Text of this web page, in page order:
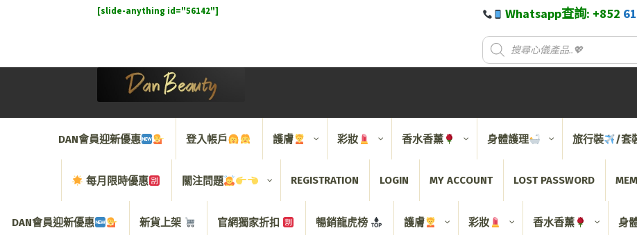
[slide-anything id="56142"] Whatsapp查詢: +852
DAN會員迎新優惠 登入帳戶 護膚 彩妝 香水香薰 身體護理 旅行裝 /套
每月限時優惠 關注問題 REGISTRATION LOGIN MY ACCOUNT LOST PASSWORD
DAN會員迎新優惠 新貨上架 官網獨家折扣 暢銷龍虎榜 護膚 彩妝 香水香薰 身